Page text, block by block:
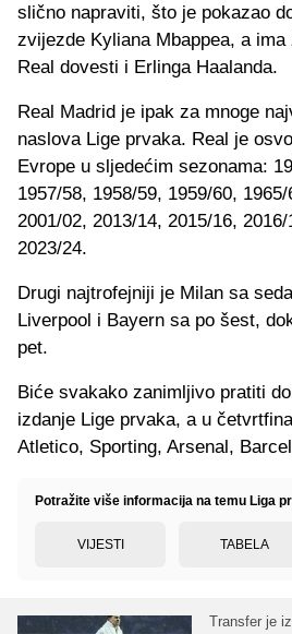
slično napraviti, što je pokazao
zvijezde Kyliana Mbappea, a ima
Real dovesti i Erlinga Haalanda.
Real Madrid je ipak za mnoge
naslova Lige prvaka. Real je
Evrope u sljedećim sezonama:
1957/58, 1958/59, 1959/60,
2001/02, 2013/14, 2015/16,
2023/24.
Drugi najtrofejniji je Milan sa
Liverpool i Bayern sa po šest,
pet.
Biće svakako zanimljivo pratiti
izdanje Lige prvaka, a u
Atletico, Sporting, Arsenal,
Potražite više informacija na temu Liga
VIJESTI TABELA
Transfer je